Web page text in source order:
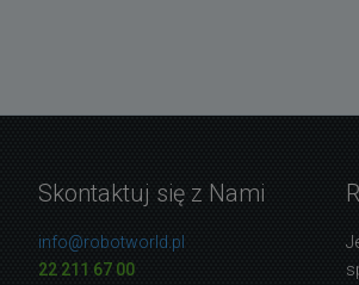
Skontaktuj się z Nami
info@robotworld.pl
22 211 67 00